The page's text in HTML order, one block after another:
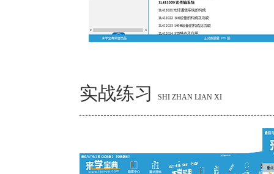
实战练习 SHI ZHAN LIAN XI